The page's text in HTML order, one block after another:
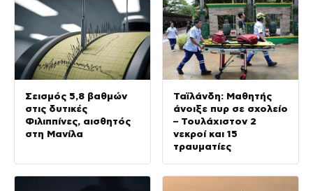
Σεισμός 5,8 βαθμών
στις δυτικές
Φιλιππίνες, αισθητός
στη Μανίλα
Ταϊλάνδη: Μαθητής
άνοιξε πυρ σε σχολείο
– Τουλάχιστον 2
νεκροί και 15
τραυματίες